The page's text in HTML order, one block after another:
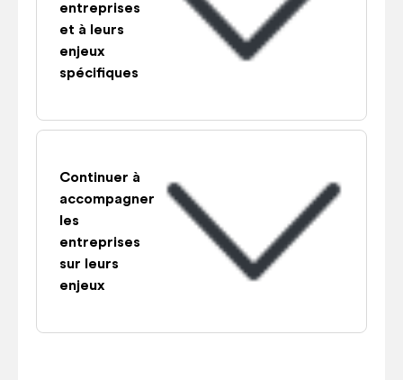
entreprises
et à leurs
enjeux
spécifiques
Continuer à
accompagner
les
entreprises
sur leurs
enjeux